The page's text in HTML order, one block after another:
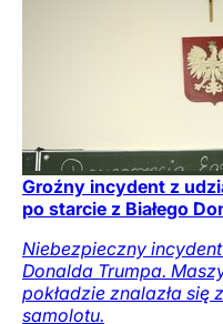
Groźny incydent z
po starcie z Białego
Niebezpieczny
Donalda Trumpa.
pokładzie znalazła
samolotu.